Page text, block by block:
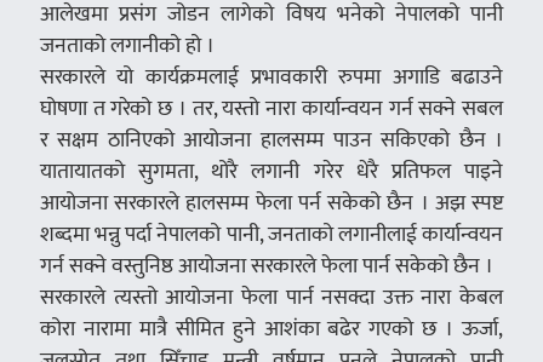
आलेखमा प्रसंग जोडन लागेको विषय भनेको नेपालको पानी
जनताको लगानीको हो ।
सरकारले यो कार्यक्रमलाई प्रभावकारी रुपमा अगाडि बढाउने
घोषणा त गरेको छ । तर, यस्तो नारा कार्यान्वयन गर्न सक्ने सबल
र सक्षम ठानिएको आयोजना हालसम्म पाउन सकिएको छैन ।
यातायातको सुगमता, थोरै लगानी गरेर धेरै प्रतिफल पाइने
आयोजना सरकारले हालसम्म फेला पर्न सकेको छैन । अझ स्पष्ट
शब्दमा भन्नु पर्दा नेपालको पानी, जनताको लगानीलाई कार्यान्वयन
गर्न सक्ने वस्तुनिष्ठ आयोजना सरकारले फेला पार्न सकेको छैन ।
सरकारले त्यस्तो आयोजना फेला पार्न नसक्दा उक्त नारा केबल
कोरा नारामा मात्रै सीमित हुने आशंका बढेर गएको छ । ऊर्जा,